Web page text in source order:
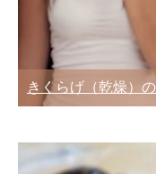
きくらげ（乾燥）